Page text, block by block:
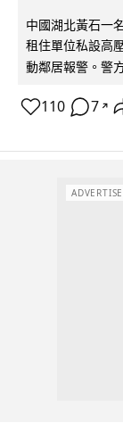
中國湖北黃石一
租住單位私設高
動鄰居報警。警
110 7 ↗